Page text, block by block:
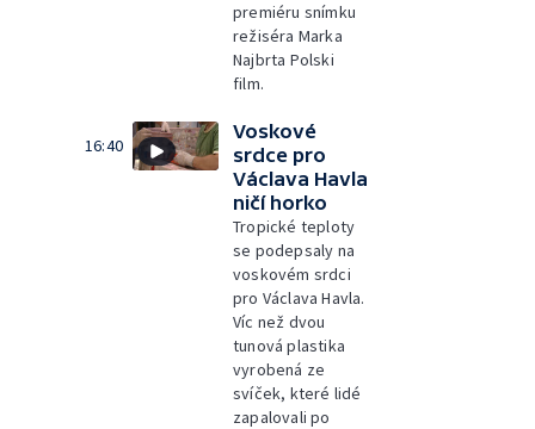
premiéru snímku
režiséra Marka
Najbrta Polski
film.
16:40
Voskové
srdce pro
Václava Havla
ničí horko
Tropické teploty
se podepsaly na
voskovém srdci
pro Václava Havla.
Víc než dvou
tunová plastika
vyrobená ze
svíček, které lidé
zapalovali po